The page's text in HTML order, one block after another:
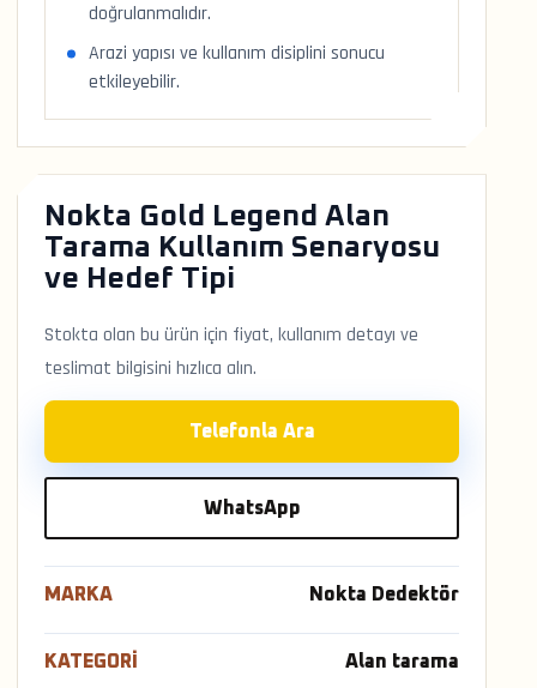
doğrulanmalıdır.
Arazi yapısı ve kullanım disiplini sonucu
etkileyebilir.
Nokta Gold Legend Alan
Tarama Kullanım Senaryosu
ve Hedef Tipi
Stokta olan bu ürün için fiyat, kullanım detayı ve
teslimat bilgisini hızlıca alın.
Telefonla Ara
WhatsApp
MARKA Nokta Dedektör
KATEGORI Alan tarama